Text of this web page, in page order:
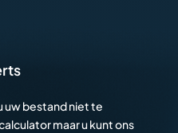
uw bestand niet te
maar u kunt ons